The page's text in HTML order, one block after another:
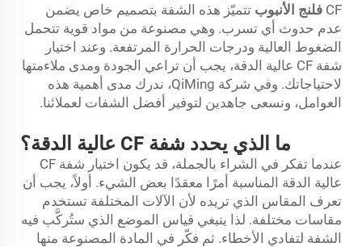
CF فلنج الأنبوب تتميّز هذه الشفة بتصميم خاص يضمن
عدم حدوث أي تسرب. وهي مصنوعة من مواد قوية تتحمل
الضغوط العالية ودرجات الحرارة المرتفعة. وعند اختيار
شفة CF عالية الدقة، يجب أن تراعي الجودة ومدى ملاءمتها
لاحتياجاتك. وفي شركة QiMing، ندرك مدى أهمية هذه
العوامل، ونسعى جاهدين لتوفير أفضل الشفات لعملائنا.
ما الذي يحدد شفة CF عالية الدقة؟
عندما تفكر في الشراء بالجملة، قد يكون اختيار شفة CF
عالية الدقة المناسبة أمرًا معقدًا بعض الشيء. أولاً، يجب أن
تعرف المقاس الذي تريده لأن الآلات المختلفة تستخدم
مقاسات مختلفة. لذا ينبغي قياس الموضع الذي ستُركَّب فيه
الشفة لتفادي الأخطاء. ثم فكّر في المادة المصنوعة منها